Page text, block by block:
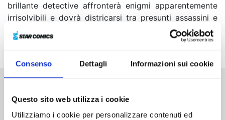
Consenso Dettagli Informazioni sui cookie
Questo sito web utilizza i cookie
Utilizziamo i cookie per personalizzare contenuti ed
brillante detective affronterà enigmi apparentemente
irrisolvibili e dovrà districarsi tra presunti assassini e
persone sospettate di aver fatto cose orribili: riuscirà a
venire a capo di questi misteri?
Altri volumi della serie